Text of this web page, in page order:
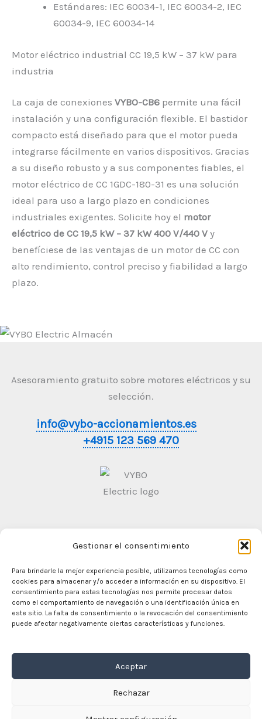
Gestionar el consentimiento
Para brindarle la mejor experiencia posible, utilizamos tecnologías como
cookies para almacenar y/o acceder a información en su dispositivo. El
consentimiento para estas tecnologías nos permite procesar datos
como el comportamiento de navegación o una identificación única en
este sitio. La falta de consentimiento o la revocación del consentimiento
puede afectar negativamente ciertas características y funciones.
Aceptar
Rechazar
Estándares: IEC 60034-1, IEC 60034-2, IEC
60034-9, IEC 60034-14
Motor eléctrico industrial CC 19,5 kW – 37 kW para
industria
La caja de conexiones VYBO-CB6 permite una fácil
instalación y una configuración flexible. El bastidor
compacto está diseñado para que el motor pueda
integrarse fácilmente en varios dispositivos. Gracias
a su diseño robusto y a sus componentes fiables, el
motor eléctrico de CC 1GDC-180-31 es una solución
ideal para uso a largo plazo en condiciones
industriales exigentes. Solicite hoy el motor
eléctrico de CC 19,5 kW – 37 kW 400 V/440 V y
benefíciese de las ventajas de un motor de CC con
alto rendimiento, control preciso y fiabilidad a largo
plazo.
Asesoramiento gratuito sobre motores eléctricos y su
selección.
info@vybo-accionamientos.es
+4915 123 569 470
Politica de
Privacidad
En casa
Motores eléctricos
Convertidor de frecuencia
Contacto